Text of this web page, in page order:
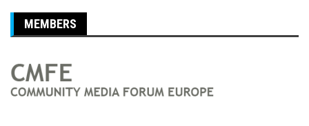
MEMBERS